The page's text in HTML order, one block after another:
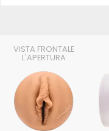
VISTA FRONTALE
L'APERTURA